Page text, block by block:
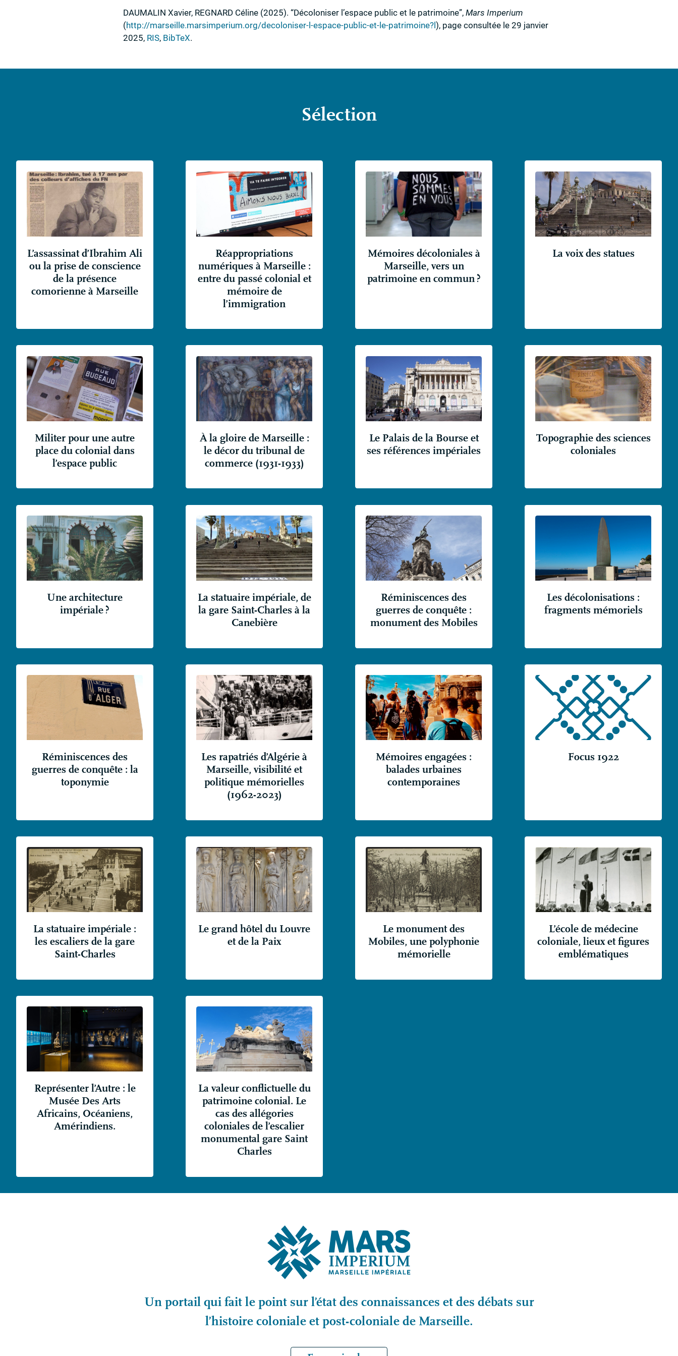
DAUMALIN Xavier, REGNARD Céline (2025).“Décoloniser l’espace public et le patrimoine”,Mars Imperium
(http://marseille.marsimperium.org/decoloniser-l-espace-public-et-le-patrimoine?l), page consultée le 29 janvier
2025, RIS, BibTeX.
Sélection
L’assassinat d’Ibrahim Ali
ou la prise de conscience
de la présence
comorienne à Marseille
Réappropriations
numériques à Marseille :
entre du passé colonial et
mémoire de
l’immigration
Mémoires décoloniales à
Marseille, vers un
patrimoine en commun?
La voix des statues
Militer pour une autre
place du colonial dans
l’espace public
À la gloire de Marseille :
le décor du tribunal de
commerce (1931-1933)
Le Palais de la Bourse et
ses références impériales
Topographie des sciences
coloniales
Une architecture
impériale?
La statuaire impériale, de
la gare Saint-Charles à la
Canebière
Réminiscences des
guerres de conquête :
monument des Mobiles
Les décolonisations :
fragments mémoriels
Réminiscences des
guerres de conquête : la
toponymie
Les rapatriés d’Algérie à
Marseille, visibilité et
politique mémorielles
(1962-2023)
Mémoires engagées :
balades urbaines
contemporaines
Focus 1922
La statuaire impériale :
les escaliers de la gare
Saint-Charles
Le grand hôtel du Louvre
et de la Paix
Le monument des
Mobiles, une polyphonie
mémorielle
L’école de médecine
coloniale, lieux et figures
emblématiques
Représenter l’Autre : le
Musée Des Arts
Africains, Océaniens,
Amérindiens.
La valeur conflictuelle du
patrimoine colonial. Le
cas des allégories
coloniales de l’escalier
monumental gare Saint
Charles
Un portail qui fait le point sur l’état des connaissances et des débats sur
l’histoire coloniale et post-coloniale de Marseille.